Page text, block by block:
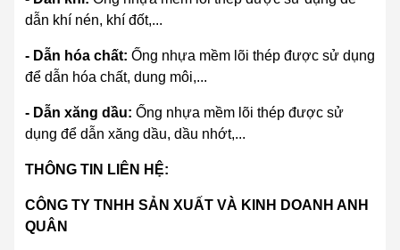
dẫn khí nén, khí đốt,...
- Dẫn hóa chất: Ống nhựa mềm lõi thép được sử dụng
để dẫn hóa chất, dung môi,...
- Dẫn xăng dầu: Ống nhựa mềm lõi thép được sử
dụng để dẫn xăng dầu, dầu nhớt,...
THÔNG TIN LIÊN HỆ:
CÔNG TY TNHH SẢN XUẤT VÀ KINH DOANH ANH
QUÂN